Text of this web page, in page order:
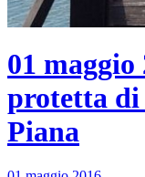
01 maggio
protetta di
Piana